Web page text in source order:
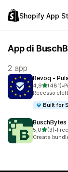
Shopify App
App di
2 app
Revoq ‑
4,9stelle su 5
(481)
481 •
Recesso
Built for
5,0stelle su 5
(3)
3 recensioni
•Free
Create